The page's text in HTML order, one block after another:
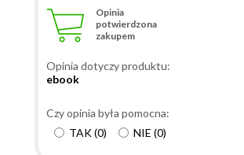
Opinia
potwierdzona
zakupem
Opinia dotyczy produktu:
ebook
Czy opinia była pomocna:
TAK(0) NIE (0)